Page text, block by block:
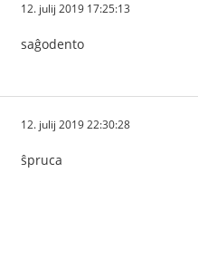
12. julij 2019 17:25:13
saĝodento
12. julij 2019 22:30:28
ŝpruca